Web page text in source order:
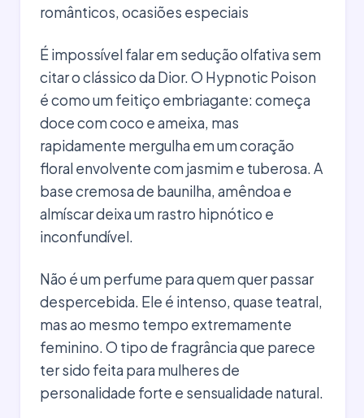
românticos, ocasiões especiais
É impossível falar em sedução olfativa sem
citar o clássico da Dior. O Hypnotic Poison
é como um feitiço embriagante: começa
doce com coco e ameixa, mas
rapidamente mergulha em um coração
floral envolvente com jasmim e tuberosa. A
base cremosa de baunilha, amêndoa e
almíscar deixa um rastro hipnótico e
inconfundível.
Não é um perfume para quem quer passar
despercebida. Ele é intenso, quase teatral,
mas ao mesmo tempo extremamente
feminino. O tipo de fragrância que parece
ter sido feita para mulheres de
personalidade forte e sensualidade natural.